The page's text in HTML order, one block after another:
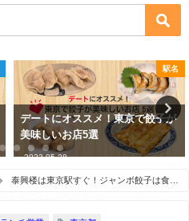
レシピ
実は、餃子を作る時の野菜の塩も
み、不要かも!?
2023-01-08
泰興楼は東京駅すぐ！ジャンボ餃子は食べ